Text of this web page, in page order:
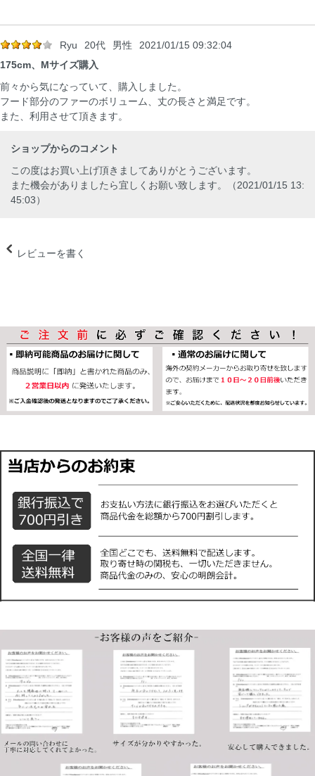
Ryu 20代 男性
2021/01/15 09:32:04
175cm、Mサイズ購入
前々から気になっていて、購入しました。
フード部分のファーのボリューム、丈の長さと満足です。
また、利用させて頂きます。
ショップからのコメント
この度はお買い上げ頂きましてありがとうございます。
また機会がありましたら宜しくお願い致します。（2021/01/15 13:
45:03）
レビューを書く